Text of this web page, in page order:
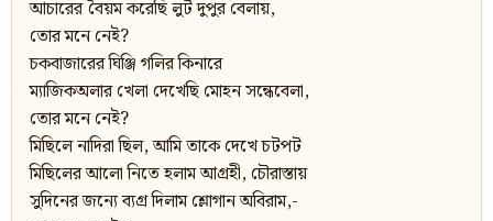
আচারের বৈয়ম করেছি লুট দুপুর বেলায়,
তোর মনে নেই?
চকবাজারের ঘিঞ্জি গলির কিনারে
ম্যাজিকঅলার খেলা দেখেছি মোহন সন্ধেবেলা,
তোর মনে নেই?
মিছিলে নাদিরা ছিল, আমি তাকে দেখে চটপট
মিছিলের আলো নিতে হলাম আগ্রহী, চৌরাস্তায়
সুদিনের জন্যে ব্যগ্র দিলাম শ্লোগান অবিরাম,-